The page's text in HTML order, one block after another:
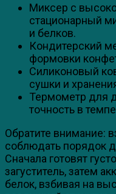
Миксер с
стационарный
и белков.
Кондитерский
формовки
Силиконовый
сушки и
Термометр для
точность в
Обратите внимание:
соблюдать порядок
Сначала готовят
загуститель, затем
белок, взбивая на